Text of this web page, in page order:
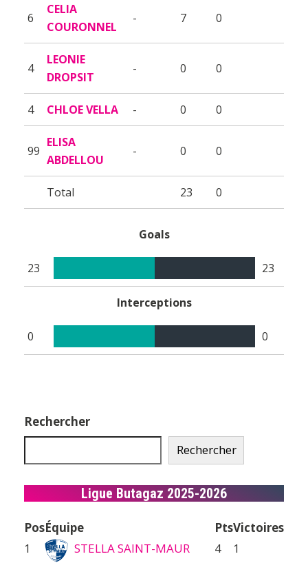
6
CELIA
COURONNEL
- 7 0
4
LEONIE
DROPSIT
- 0 0
4 CHLOE VELLA - 0 0
99
ELISA
ABDELLOU
- 0 0
Total 23 0
Goals
23 23
Interceptions
0 0
Rechercher
Rechercher
Ligue Butagaz 2025-2026
PosÉquipe PtsVictoires
1
STELLA SAINT-MAUR 4 1